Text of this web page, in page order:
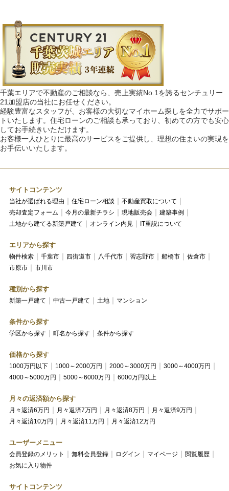
千葉エリアで不動産のご相談なら、売上実績No.1を誇るセンチュリー
21加盟店の当社にお任せください。
経験豊富なスタッフが、お客様の大切なマイホーム探しを全力でサポー
トいたします。住宅ローンのご相談も承っており、初めての方でも安心
してお手続きいただけます。
お客様一人ひとりに最高のサービスをご提供し、理想の住まいの実現を
お手伝いいたします。
サイトコンテンツ
当社が選ばれる理由 住宅ローン相談
不動産買取について
売却査定フォーム
今月の最新チラシ 現地販売会
建築事例
土地から建てる新築戸建て
オンライン内見 IT重説について
エリアから探す
物件検索 千葉市 四街道市 八千代市 習志野市 船橋市
佐倉市
市原市
市川市
種別から探す
新築一戸建て 中古一戸建て 土地 マンション
条件から探す
学区から探す 町名から探す 条件から探す
価格から探す
1000万円以下 1000～2000万円 2000～3000万円
3000～4000万円
4000～5000万円
5000～6000万円 6000万円以上
月々の返済額から探す
月々返済6万円 月々返済7万円 月々返済8万円
月々返済9万円
月々返済10万円
月々返済11万円 月々返済12万円
ユーザーメニュー
会員登録のメリット 無料会員登録 ログイン マイページ
閲覧履歴
お気に入り物件
サイトコンテンツ